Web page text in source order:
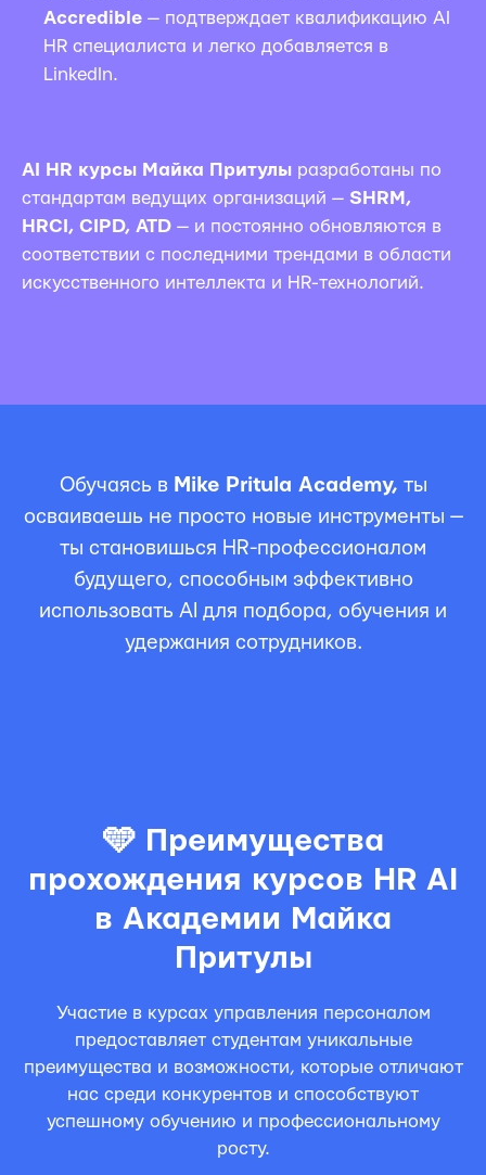
Accredible — подтверждает квалификацию AI
HR специалиста и легко добавляется в
LinkedIn.
AI HR курсы Майка Притулы разработаны по
стандартам ведущих организаций — SHRM,
HRCI, CIPD, ATD — и постоянно обновляются в
соответствии с последними трендами в области
искусственного интеллекта и HR-технологий.
Обучаясь в Mike Pritula Academy, ты
осваиваешь не просто новые инструменты —
ты становишься HR-профессионалом
будущего, способным эффективно
использовать AI для подбора, обучения и
удержания сотрудников.
🩵 Преимущества
прохождения курсов HR AI
в Академии Майка
Притулы
Участие в курсах управления персоналом
предоставляет студентам уникальные
преимущества и возможности, которые отличают
нас среди конкурентов и способствуют
успешному обучению и профессиональному
росту.